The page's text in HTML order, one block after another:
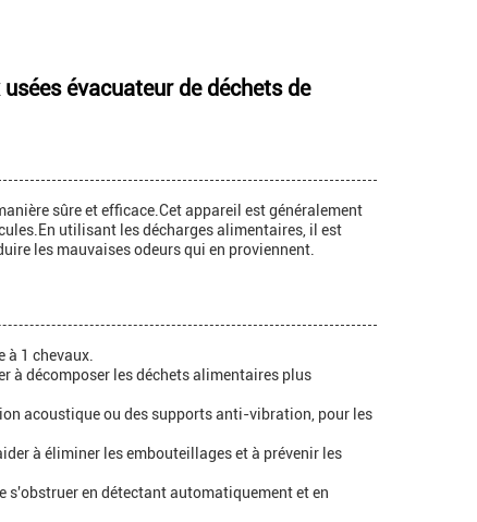
évacuateur de déchets de
sûre et efficace.Cet appareil est généralement
utilisant les décharges alimentaires, il est
les mauvaises odeurs qui en proviennent.
1 chevaux.
à décomposer les déchets alimentaires plus
acoustique ou des supports anti-vibration, pour les
à éliminer les embouteillages et à prévenir les
s'obstruer en détectant automatiquement et en